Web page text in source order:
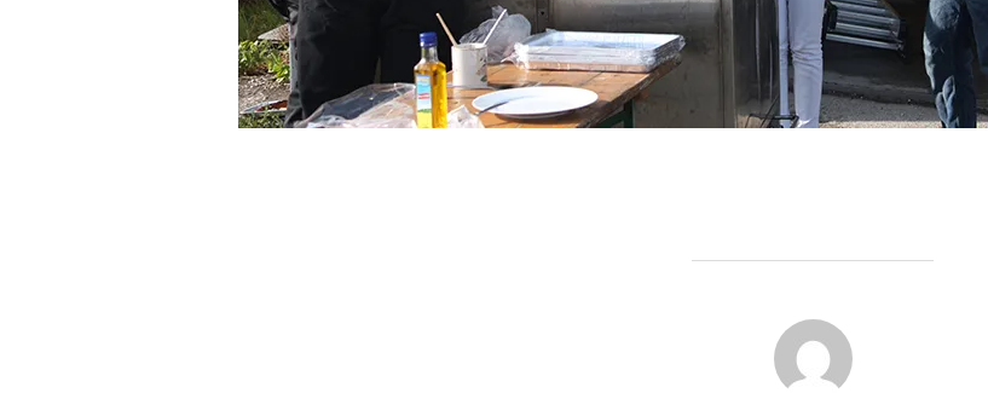
BEITRAGSAUTOR